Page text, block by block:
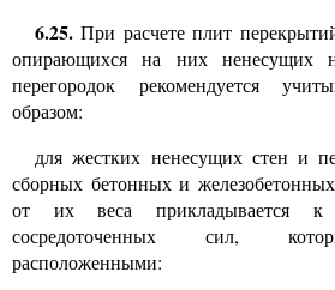
6.25.При расчете плит
опирающихся на них ненесущих
перегородок рекомендуется
образом:
для жестких ненесущих стен и
сборных бетонных и
от их веса прикладывается
сосредоточенных сил,
расположенными: